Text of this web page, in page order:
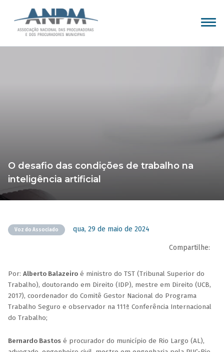
O desafio das condições de trabalho na
inteligência artificial
Voz do Associado qua, 29 de maio de 2024
Compartilhe:
Por: Alberto Balazeiro é ministro do TST (Tribunal Superior do
Trabalho), doutorando em Direito (IDP), mestre em Direito (UCB,
2017), coordenador do Comitê Gestor Nacional do Programa
Trabalho Seguro e observador na 111ª Conferência Internacional
do Trabalho;
Bernardo Bastos é procurador do município de Rio Largo (AL),